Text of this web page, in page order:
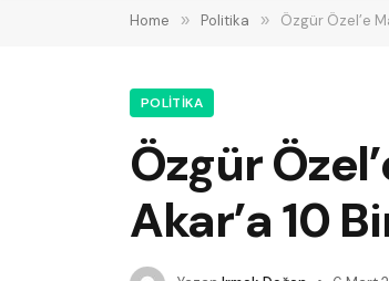
Home » Politika » Özgür Özel’e
POLITIKA
Özgür
Akar’a 10